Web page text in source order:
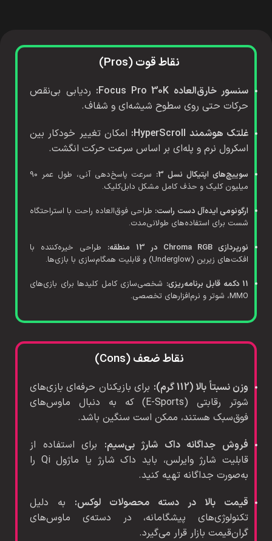
نقاط قوت (Pros)
سنسور خارق‌العاده Focus Pro 30K:
ردیابی بی‌نقص
حرکات حتی روی سطوح شیشه‌ای و شفاف.
غلتک هوشمند HyperScroll:
امکان تغییر خودکار بین
اسکرول نرم و پله‌ای بر اساس سرعت حرکت انگشت.
سوییچ‌های اپتیکال نسل 3:
سرعت پاسخ‌دهی آنی، طول عمر 90
میلیون کلیک و حذف کامل مشکل دابل‌کلیک.
ارگونومی ایده‌آل دست راست: طراحی فوق‌العاده راحت با استراحتگاه
شست برای استفاده‌های طولانی‌مدت.
نورپردازی Chroma RGB در 13 منطقه:
طراحی خیره‌کننده با
افکت‌های زیرین (Underglow) و قابلیت همگام‌سازی با بازی‌ها.
11 دکمه قابل برنامه‌ریزی:
شخصی‌سازی کامل کلیدها برای بازی‌های
MMO، شوتر و نرم‌افزارهای تخصصی.
نقاط ضعف (Cons)
وزن نسبتاً بالا (112 گرم):
برای بازیکنان حرفه‌ای بازی‌های
شوتر رقابتی (E-Sports) که به دنبال ماوس‌های
فوق‌سبک هستند، ممکن است سنگین باشد.
فروش جداگانه داک شارژ بی‌سیم: برای استفاده از
قابلیت شارژ وایرلس، باید داک شارژ یا ماژول Qi را
به‌صورت جداگانه تهیه کنید.
قیمت بالا در دسته محصولات لوکس: به دلیل
تکنولوژی‌های پیشگامانه، در دسته‌ی ماوس‌های
گران‌قیمت بازار قرار می‌گیرد.